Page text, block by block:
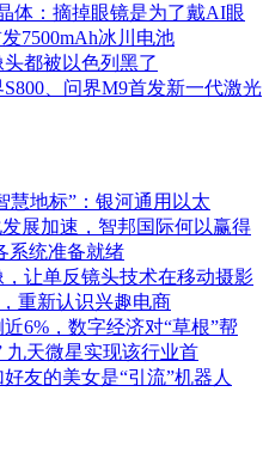
体：摘掉眼镜是为了戴AI眼
7500mAh冰川电池
都被以色列黑了
、问界M9首发新一代激光
慧地标”：银河通用以太
展加速，智邦国际何以赢得
系统准备就绪
让单反镜头技术在移动摄影
重新认识兴趣电商
6%，数字经济对“草根”帮
九天微星实现该行业首
友的美女是“引流”机器人